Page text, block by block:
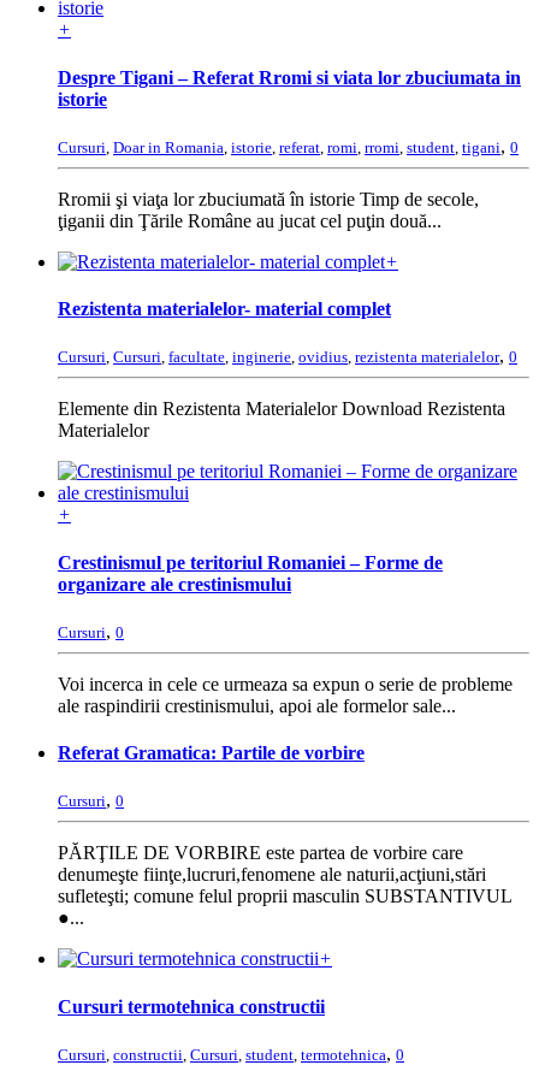
+
Despre Tigani – Referat Rromi si viata lor zbuciumata in
istorie
Cursuri Doar in Romania istorie referat romi rromi student tigani, 0
Rromii şi viaţa lor zbuciumată în istorie Timp de secole,
ţiganii din Ţările Române au jucat cel puţin două...
+
Rezistenta materialelor- material complet
Cursuri, Cursuri, facultate, inginerie, ovidius, rezistenta materialelor, 0
Elemente din Rezistenta Materialelor Download Rezistenta
Materialelor
+
Crestinismul pe teritoriul Romaniei – Forme de
organizare ale crestinismului
Cursuri, 0
Voi incerca in cele ce urmeaza sa expun o serie de probleme
ale raspindirii crestinismului, apoi ale formelor sale...
Referat Gramatica: Partile de vorbire
Cursuri, 0
PĂRŢILE DE VORBIRE este partea de vorbire care
denumeşte fiinţe,lucruri,fenomene ale naturii,acţiuni,stări
sufleteşti; comune felul proprii masculin SUBSTANTIVUL
●...
+
Cursuri termotehnica constructii
Cursuri, constructii, Cursuri, student, termotehnica, 0